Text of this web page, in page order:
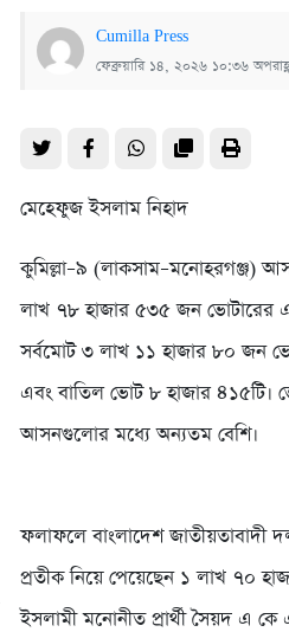
Cumilla Press
ফেব্রুয়ারি ১৪, ২০২৬ ১০:৩৬
মেহেফুজ ইসলাম নিহাদ
কুমিল্লা–৯ (লাকসাম–মনোহরগঞ্জ)
লাখ ৭৮ হাজার ৫৩৫ জন ভোটারের
সর্বমোট ৩ লাখ ১১ হাজার ৮০ জন
এবং বাতিল ভোট ৮ হাজার ৪১৫টি।
আসনগুলোর মধ্যে অন্যতম বেশি।
ফলাফলে বাংলাদেশ জাতীয়তাবাদী
প্রতীক নিয়ে পেয়েছেন ১ লাখ ৭০
ইসলামী মনোনীত প্রার্থী সৈয়দ এ কে